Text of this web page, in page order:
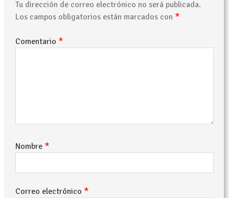
Tu dirección de correo electrónico no será publicada.
Los campos obligatorios están marcados con *
Comentario *
Nombre *
Correo electrónico *